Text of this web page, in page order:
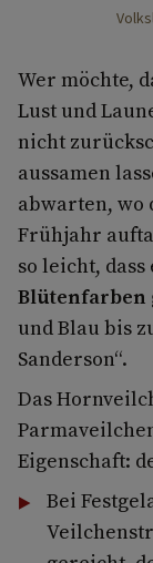
Wer möchte,
Lust und
nicht
aussamen
abwarten, wo
Frühjahr
so leicht, dass
Blütenfarben
und Blau bis
Sanderson“.
Das
Eigenschaft:
Bei